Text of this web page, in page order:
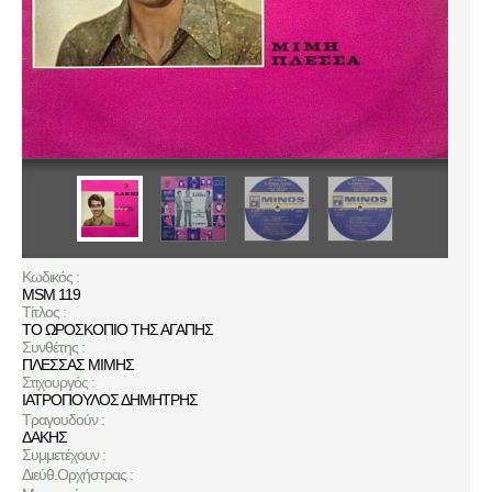
Κωδικός :
MSM 119
Τίτλος :
ΤΟ ΩΡΟΣΚΟΠΙΟ ΤΗΣ ΑΓΑΠΗΣ
Συνθέτης :
ΠΛΕΣΣΑΣ ΜΙΜΗΣ
Στιχουργός :
ΙΑΤΡΟΠΟΥΛΟΣ ΔΗΜΗΤΡΗΣ
Τραγουδούν :
ΔΑΚΗΣ
Συμμετέχουν :
Διεύθ.Ορχήστρας :